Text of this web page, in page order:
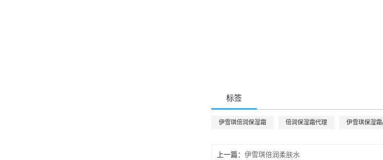
标签
伊雪琪倍润保湿霜 倍润保湿霜代理 伊雪琪保湿
上一篇： 伊雪琪倍润柔肤水